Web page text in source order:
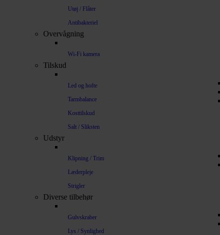
Utøj / Flåter
Antibakteriel
Overvågning
Wi-Fi kamera
Tilskud
Led og hofte
Tarmbalance
Kosttilskud
Salt / Sliksten
Udstyr
Klipning / Trim
Læderpleje
Strigler
Diverse tilbehør
Gulvskraber
Lys / Synlighed